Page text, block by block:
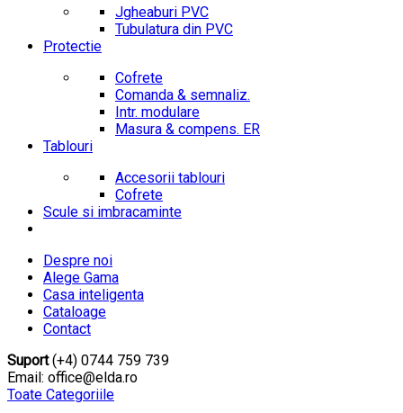
Jgheaburi PVC
Tubulatura din PVC
Protectie
Cofrete
Comanda & semnaliz.
Intr. modulare
Masura & compens. ER
Tablouri
Accesorii tablouri
Cofrete
Scule si imbracaminte
Despre noi
Alege Gama
Casa inteligenta
Cataloage
Contact
Suport(+4) 0744 759 739
Email: office@elda.ro
Toate Categoriile